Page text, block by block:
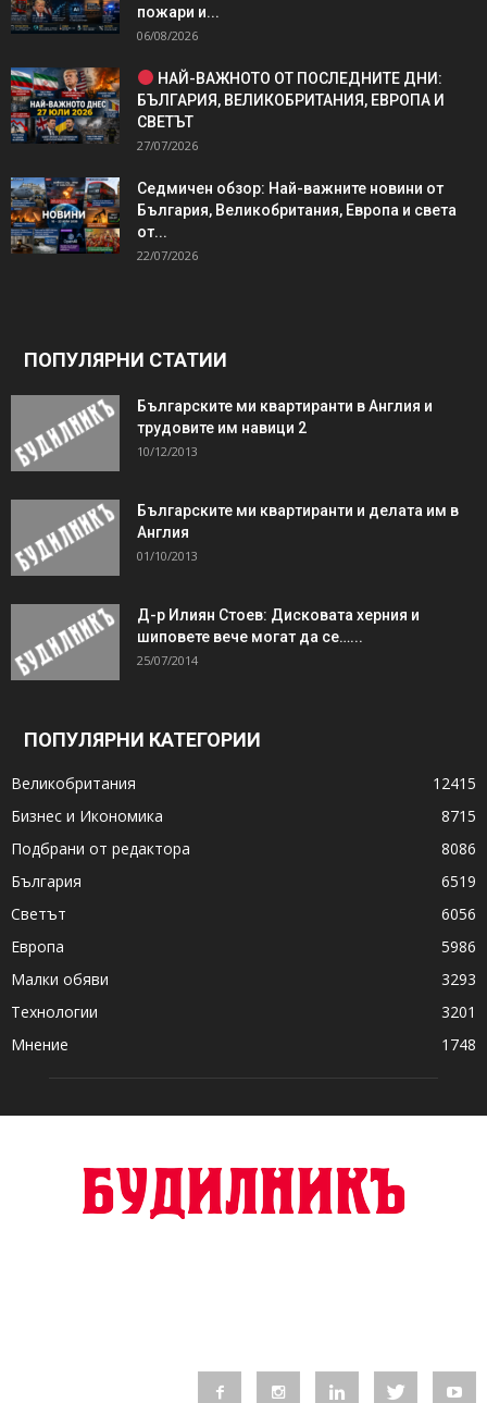
пожари и...
06/08/2026
НАЙ-ВАЖНОТО ОТ ПОСЛЕДНИТЕ ДНИ:
БЪЛГАРИЯ, ВЕЛИКОБРИТАНИЯ, ЕВРОПА И
СВЕТЪТ
27/07/2026
Седмичен обзор: Най-важните новини от
България, Великобритания, Европа и света
от...
22/07/2026
ПОПУЛЯРНИ СТАТИИ
Българските ми квартиранти в Англия и
трудовите им навици 2
10/12/2013
Българските ми квартиранти и делата им в
Англия
01/10/2013
Д-р Илиян Стоев: Дисковата херния и
шиповете вече могат да се…...
25/07/2014
ПОПУЛЯРНИ КАТЕГОРИИ
Великобритания
12415
Бизнес и Икономика
8715
Подбрани от редактора
8086
България
6519
Светът
6056
Европа
5986
Малки обяви
3293
Технологии
3201
Мнение
1748